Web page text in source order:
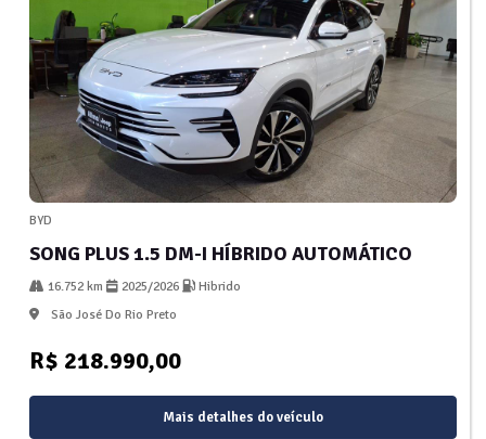
BYD
SONG PLUS 1.5 DM-I HÍBRIDO AUTOMÁTICO
16.752 km 2025/2026
Hibrido
São José Do Rio Preto
R$ 218.990,00
Mais detalhes do veículo